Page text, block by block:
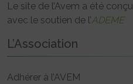
Le site de l’Avem a été conçu
avec le soutien de l’ADEME
L’Association
Adhérer à l’AVEM